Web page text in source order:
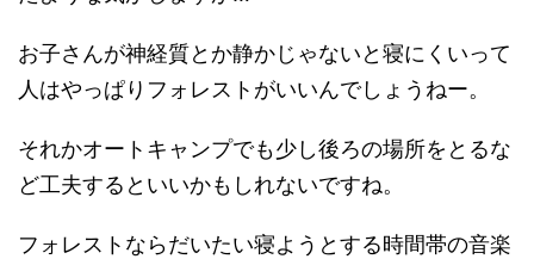
お子さんが神経質とか静かじゃないと寝にくいって
人はやっぱりフォレストがいいんでしょうねー。
それかオートキャンプでも少し後ろの場所をとるな
ど工夫するといいかもしれないですね。
フォレストならだいたい寝ようとする時間帯の音楽